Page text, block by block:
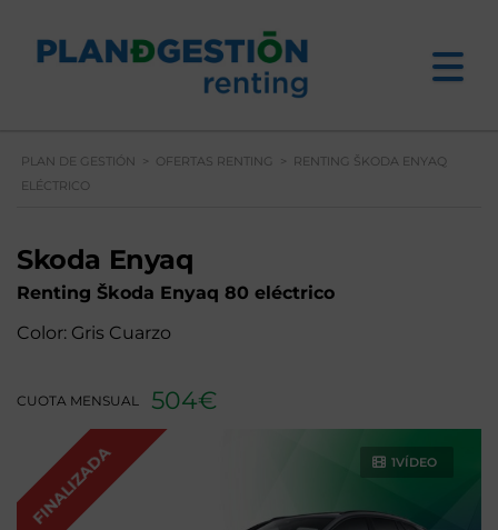
PLAN DE GESTIÓN > OFERTAS RENTING > RENTING ŠKODA ENYAQ
ELÉCTRICO
Skoda Enyaq
Renting Škoda Enyaq 80 eléctrico
Color: Gris Cuarzo
CUOTA MENSUAL 504€
1VÍDEO
FINALIZADA